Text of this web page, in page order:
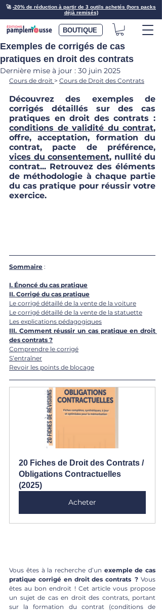
🚀-20% de réduction à partir de 3 outils achetés (hors packs
déjà remisés)
BOUTIQUE
Exemples de corrigés de cas
pratiques en droit des contrats
Dernière mise à jour : 30 juin 2025
Cours de droit > Cours de Droit des Contrats
Découvrez des exemples de
corrigés détaillés sur des cas
conditions de validité du contrat,
offre, acceptation, formation du
vices du consentement, nullité du
contrat... Retrouvez des éléments
de méthodologie à chaque partie
du cas pratique pour réussir votre
exercice.
Sommaire :
I. Énoncé du cas pratique
II. Corrigé du cas pratique
Le corrigé détaillé de la vente de la voiture
Le corrigé détaillé de la vente de la statuette
Les explications pédagogiques
III. Comment réussir un cas pratique en droit
des contrats ?
Comprendre le corrigé
S’entraîner
Revoir les points de blocage
20 Fiches de Droit des Contrats /
Obligations Contractuelles
(2025)
Acheter
Vous êtes à la recherche d’un exemple de cas
pratique corrigé en droit des contrats ? Vous
êtes au bon endroit ! Cet article vous propose
un sujet de cas en droit des contrats, portant
sur la formation du contrat (conditions de